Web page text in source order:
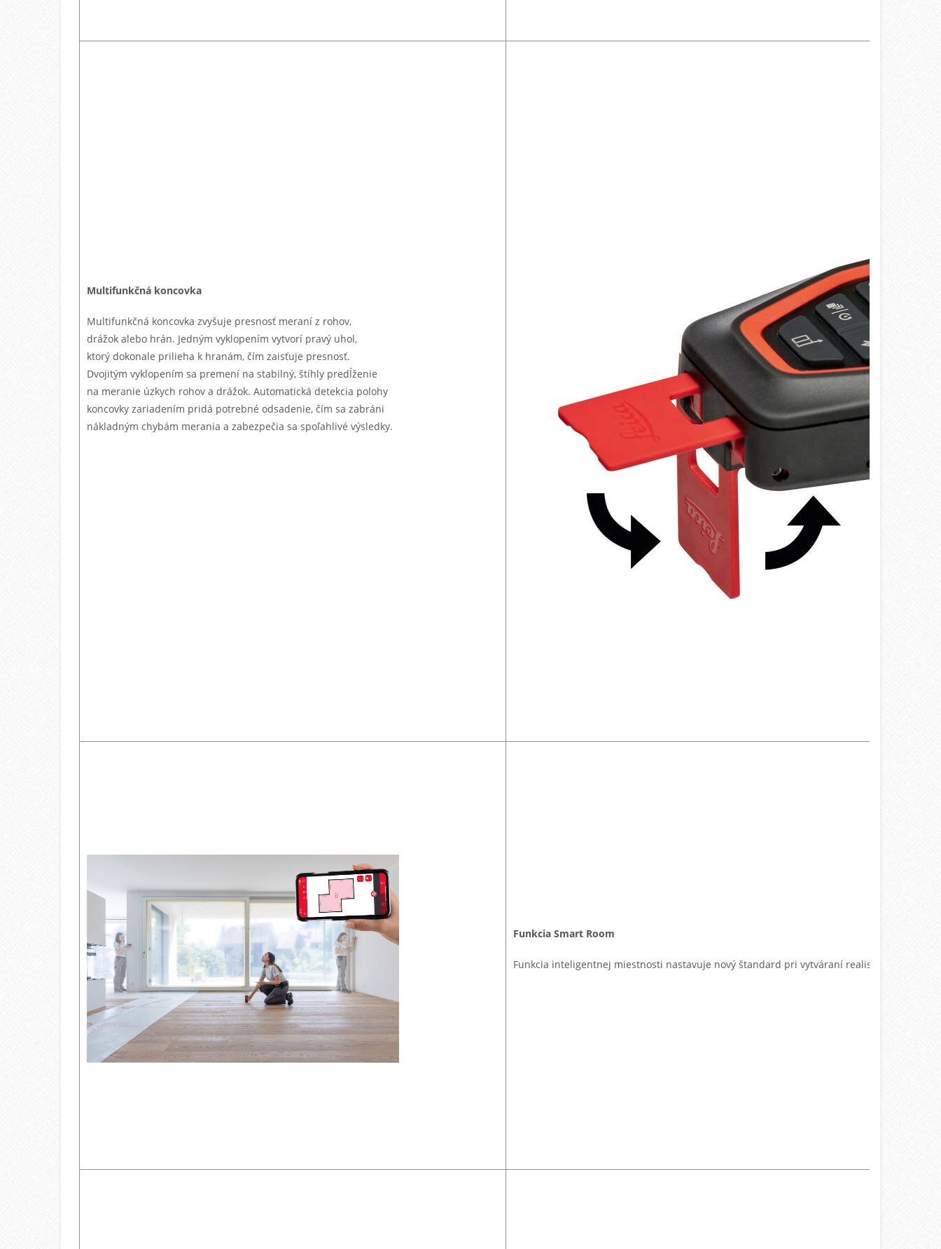
Multifunkčná koncovka
Multifunkčná koncovka zvyšuje presnosť meraní z rohov,
drážok alebo hrán. Jedným vyklopením vytvorí pravý uhol,
ktorý dokonale prilieha k hranám, čím zaisťuje presnosť.
Dvojitým vyklopením sa premení na stabilný, štíhly predĺženie
na meranie úzkych rohov a drážok. Automatická detekcia polohy
koncovky zariadením pridá potrebné odsadenie, čím sa zabráni
nákladným chybám merania a zabezpečia sa spoľahlivé výsledky.
Funkcia Smart Room
Funkcia inteligentnej miestnosti nastavuje nový štandard pri vytváraní realistických a